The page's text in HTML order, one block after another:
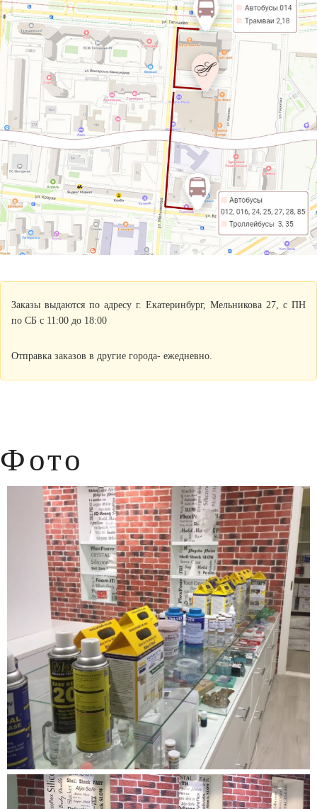
Заказы выдаются по адресу г. Екатеринбург, Мельникова 27, с ПН
по СБ с 11:00 до 18:00
Отправка заказов в другие города- ежедневно.
Фото